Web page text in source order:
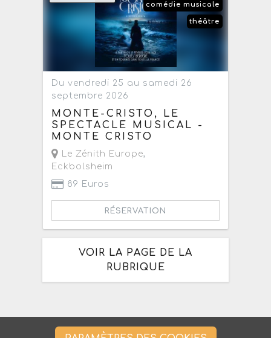
comédie musicale
théâtre
Du vendredi 25 au samedi 26
septembre 2026
MONTE-CRISTO, LE
SPECTACLE MUSICAL -
MONTE CRISTO
Le Zénith Europe,
Eckbolsheim
89 Euros
RÉSERVATION
VOIR LA PAGE DE LA
RUBRIQUE